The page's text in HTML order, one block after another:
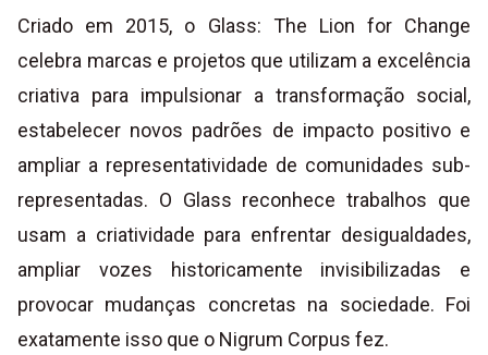
Criado em 2015, o Glass: The Lion for Change
celebra marcas e projetos que utilizam a excelência
criativa para impulsionar a transformação social,
estabelecer novos padrões de impacto positivo e
ampliar a representatividade de comunidades sub-
representadas. O Glass reconhece trabalhos que
usam a criatividade para enfrentar desigualdades,
ampliar vozes historicamente invisibilizadas e
provocar mudanças concretas na sociedade. Foi
exatamente isso que o Nigrum Corpus fez.